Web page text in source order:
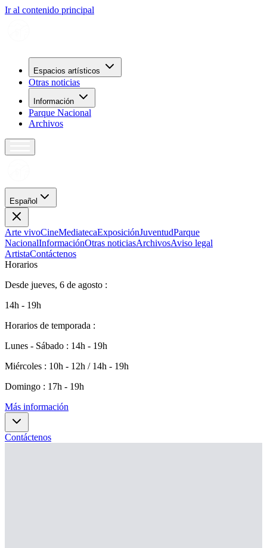
Ir al contenido principal
Espacios artísticos
Otras noticias
Información
Parque Nacional
Archivos
Español
Arte vivoCineMediatecaExposiciónJuventudParque
NacionalInformaciónOtras noticiasArchivosAviso legal
ArtistaContáctenos
Horarios
Desde jueves, 6 de agosto :
14h - 19h
Horarios de temporada :
Lunes - Sábado : 14h - 19h
Miércoles : 10h - 12h / 14h - 19h
Domingo : 17h - 19h
Más información
Contáctenos